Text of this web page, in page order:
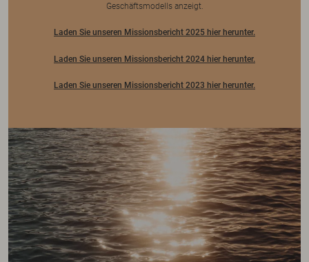
Geschäftsmodells anzeigt.
Laden Sie unseren Missionsbericht 2025 hier herunter.
Laden Sie unseren Missionsbericht 2024 hier herunter.
Laden Sie unseren Missionsbericht 2023 hier herunter.